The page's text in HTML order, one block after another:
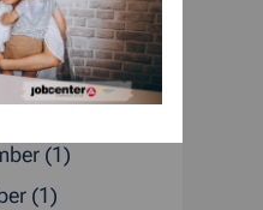
Januar (4)
(1)
(1)